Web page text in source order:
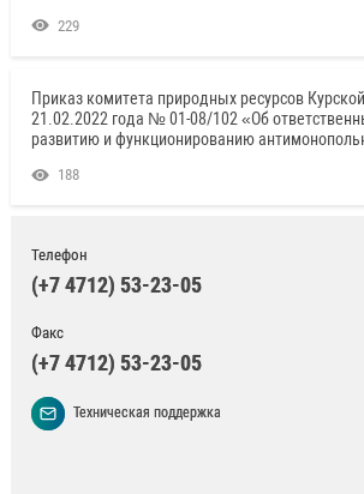
229
Приказ комитета природных ресурсов
21.02.2022 года № 01-08/102 «Об
развитию и функционированию
188
Телефон
(+7 4712) 53-23-05
Факс
(+7 4712) 53-23-05
Техническая поддержка